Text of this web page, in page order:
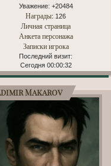
Уважение: +20484
Награды: 126
Личная страница
Анкета персонажа
Записки игрока
Последний визит:
Сегодня 00:00:32
Makarov